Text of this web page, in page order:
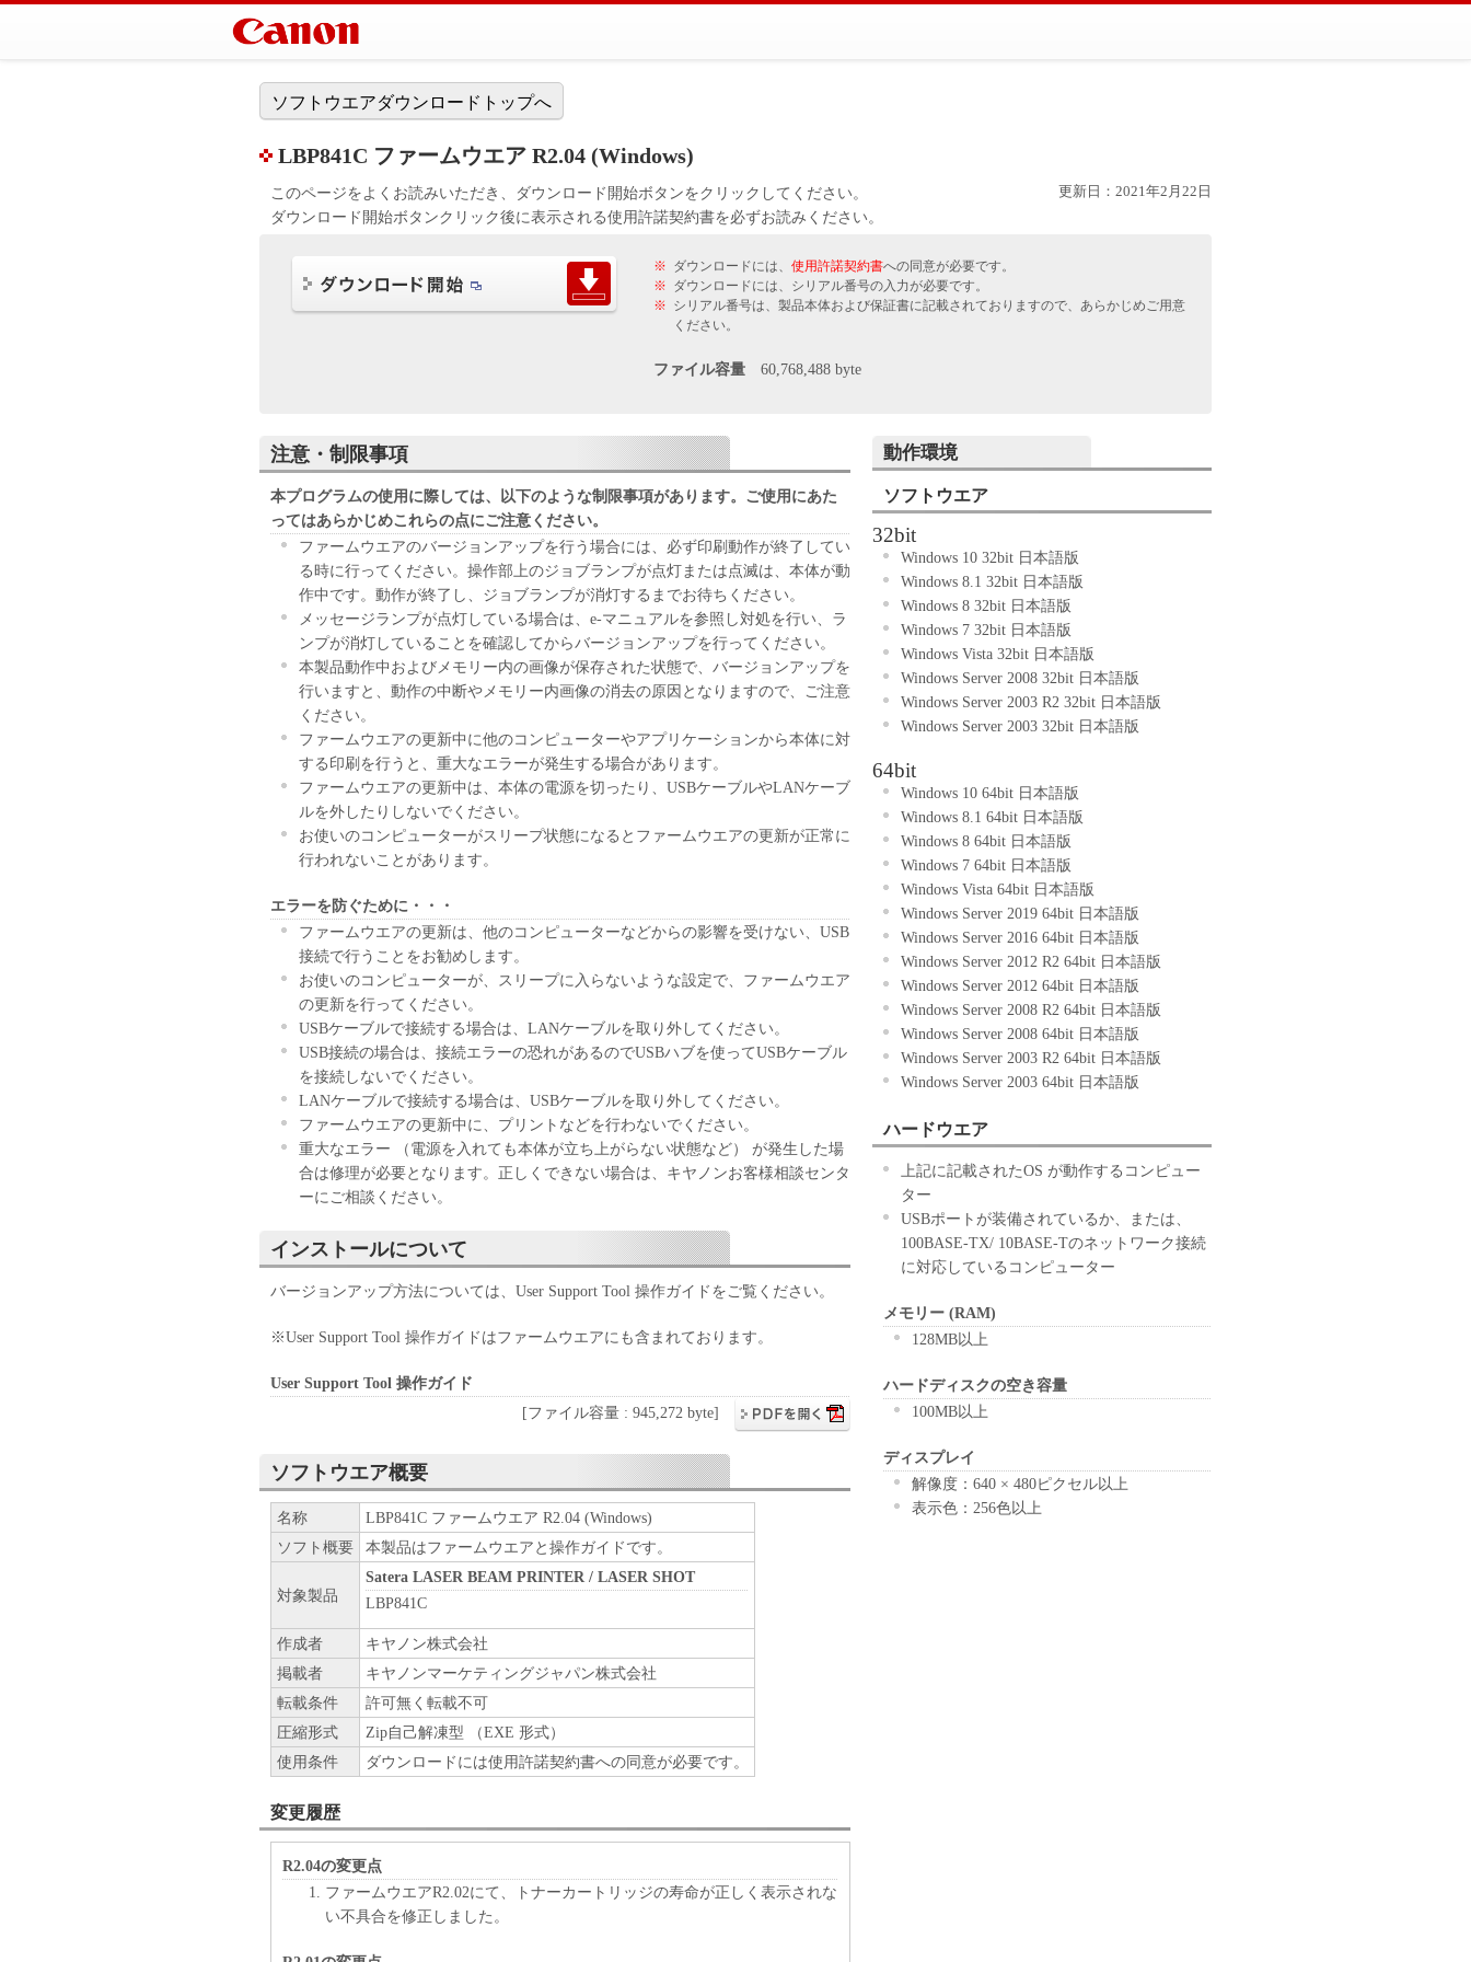
ソフトウエアダウンロードトップへ
LBP841C ファームウエア R2.04 (Windows)
このページをよくお読みいただき、ダウンロード開始ボタンをクリックしてください。
ダウンロード開始ボタンクリック後に表示される使用許諾契約書を必ずお読みください。
更新日：2021年2月22日
※ ダウンロードには、 使用許諾契約書への同意が必要です。
※ ダウンロードには、シリアル番号の入力が必要です。
※ シリアル番号は、製品本体および保証書に記載されておりますので、あらかじめご用意
ください。
ファイル容量 60,768,488 byte
注意・制限事項
本プログラムの使用に際しては、以下のような制限事項があります。ご使用にあた
ってはあらかじめこれらの点にご注意ください。
ファームウエアのバージョンアップを行う場合には、必ず印刷動作が終了してい
る時に行ってください。操作部上のジョブランプが点灯または点滅は、本体が動
作中です。動作が終了し、ジョブランプが消灯するまでお待ちください。
メッセージランプが点灯している場合は、e-マニュアルを参照し対処を行い、ラ
ンプが消灯していることを確認してからバージョンアップを行ってください。
本製品動作中およびメモリー内の画像が保存された状態で、バージョンアップを
行いますと、動作の中断やメモリー内画像の消去の原因となりますので、ご注意
ください。
ファームウエアの更新中に他のコンピューターやアプリケーションから本体に対
する印刷を行うと、重大なエラーが発生する場合があります。
ファームウエアの更新中は、本体の電源を切ったり、USBケーブルやLANケーブ
ルを外したりしないでください。
お使いのコンピューターがスリープ状態になるとファームウエアの更新が正常に
行われないことがあります。
エラーを防ぐために・・・
ファームウエアの更新は、他のコンピューターなどからの影響を受けない、USB
接続で行うことをお勧めします。
お使いのコンピューターが、スリープに入らないような設定で、ファームウエア
の更新を行ってください。
USBケーブルで接続する場合は、LANケーブルを取り外してください。
USB接続の場合は、接続エラーの恐れがあるのでUSBハブを使ってUSBケーブル
を接続しないでください。
LANケーブルで接続する場合は、USBケーブルを取り外してください。
ファームウエアの更新中に、プリントなどを行わないでください。
重大なエラー （電源を入れても本体が立ち上がらない状態など） が発生した場
合は修理が必要となります。正しくできない場合は、キヤノンお客様相談センタ
ーにご相談ください。
インストールについて
バージョンアップ方法については、User Support Tool 操作ガイドをご覧ください。
※User Support Tool 操作ガイドはファームウエアにも含まれております。
User Support Tool 操作ガイド
[ファイル容量 : 945,272 byte]
ソフトウエア概要
名称
LBP841C ファームウエア R2.04 (Windows)
ソフト概要
本製品はファームウエアと操作ガイドです。
対象製品
Satera LASER BEAM PRINTER / LASER SHOT
LBP841C
作成者
キヤノン株式会社
掲載者
キヤノンマーケティングジャパン株式会社
転載条件
許可無く転載不可
圧縮形式
Zip自己解凍型 （EXE 形式）
使用条件
ダウンロードには使用許諾契約書への同意が必要です。
変更履歴
R2.04の変更点
ファームウエアR2.02にて、トナーカートリッジの寿命が正しく表示されな
い不具合を修正しました。
動作環境
ソフトウエア
32bit
Windows 10 32bit 日本語版
Windows 8.1 32bit 日本語版
Windows 8 32bit 日本語版
Windows 7 32bit 日本語版
Windows Vista 32bit 日本語版
Windows Server 2008 32bit 日本語版
Windows Server 2003 R2 32bit 日本語版
Windows Server 2003 32bit 日本語版
64bit
Windows 10 64bit 日本語版
Windows 8.1 64bit 日本語版
Windows 8 64bit 日本語版
Windows 7 64bit 日本語版
Windows Vista 64bit 日本語版
Windows Server 2019 64bit 日本語版
Windows Server 2016 64bit 日本語版
Windows Server 2012 R2 64bit 日本語版
Windows Server 2012 64bit 日本語版
Windows Server 2008 R2 64bit 日本語版
Windows Server 2008 64bit 日本語版
Windows Server 2003 R2 64bit 日本語版
Windows Server 2003 64bit 日本語版
ハードウエア
上記に記載されたOS が動作するコンピュー
ター
USBポートが装備されているか、または、
100BASE-TX/ 10BASE-Tのネットワーク接続
に対応しているコンピューター
メモリー (RAM)
128MB以上
ハードディスクの空き容量
100MB以上
ディスプレイ
解像度：640 × 480ピクセル以上
表示色：256色以上